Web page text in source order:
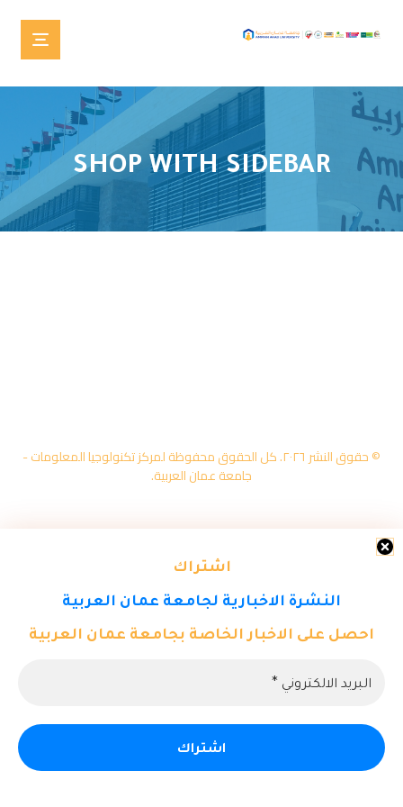
SHOP WITH SIDEBAR
اشتراك
النشرة الاخبارية لجامعة عمان العربية
احصل على الاخبار الخاصة بجامعة عمان العربية
© حقوق النشر ٢٠٢٦. كل الحقوق محفوظة لمركز تكنولوجيا المعلومات -
جامعة عمان العربية.